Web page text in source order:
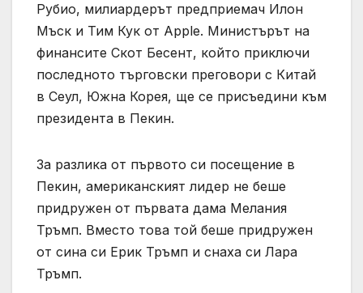
Рубио, милиардерът предприемач Илон
Мъск и Тим Кук от Apple. Министърът на
финансите Скот Бесент, който приключи
последното търговски преговори с Китай
в Сеул, Южна Корея, ще се присъедини към
президента в Пекин.
За разлика от първото си посещение в
Пекин, американският лидер не беше
придружен от първата дама Мелания
Тръмп. Вместо това той беше придружен
от сина си Ерик Тръмп и снаха си Лара
Тръмп.